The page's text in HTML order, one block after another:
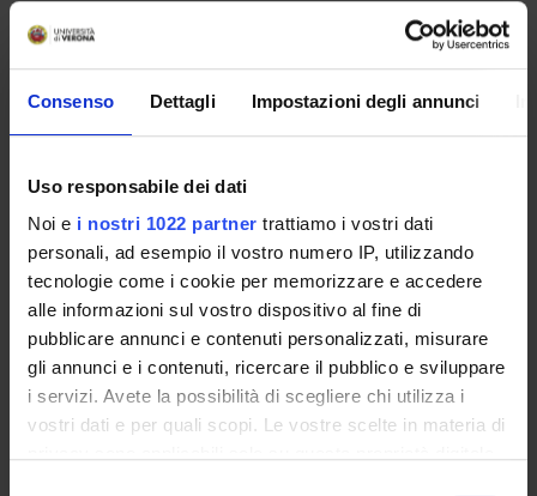
Consenso Dettagli Impostazioni degli annunci
Uso responsabile dei dati
Noi e i nostri 1022 partner trattiamo i vostri dati
personali, ad esempio il vostro numero IP, utilizzando
tecnologie come i cookie per memorizzare e accedere
alle informazioni sul vostro dispositivo al fine di
pubblicare annunci e contenuti personalizzati, misurare
gli annunci e i contenuti, ricercare il pubblico e sviluppare
i servizi. Avete la possibilità di scegliere chi utilizza i
vostri dati e per quali scopi. Le vostre scelte in materia di
Bogdan Mihai Maris
Componente
Componente
Gloria Menegaz
Componente
Riccardo Muradore
Componente
Francesca Benedetta Pizzini
Componente
Componente
Francesco Setti
Componente